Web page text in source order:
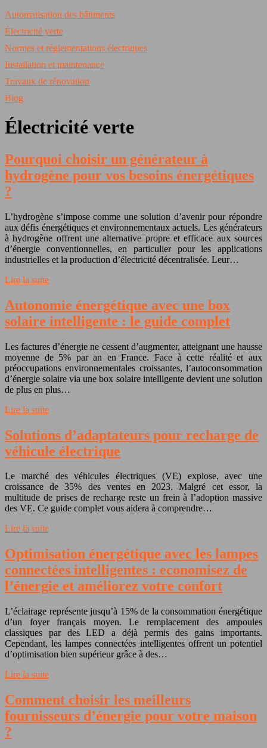
Automatisation des bâtiments
Électricité verte
Normes et réglementations électriques
Installation et maintenance
Travaux de rénovation
Blog
Électricité verte
Pourquoi choisir un générateur à
hydrogène pour vos besoins énergétiques
?
L’hydrogène s’impose comme une solution d’avenir pour répondre
aux défis énergétiques et environnementaux actuels. Les générateurs
à hydrogène offrent une alternative propre et efficace aux sources
d’énergie conventionnelles, en particulier pour les applications
industrielles et la production d’électricité décentralisée. Leur…
Lire la suite
Autonomie énergétique avec une box
solaire intelligente : le guide complet
Les factures d’énergie ne cessent d’augmenter, atteignant une hausse
moyenne de 5% par an en France. Face à cette réalité et aux
préoccupations environnementales croissantes, l’autoconsommation
d’énergie solaire via une box solaire intelligente devient une solution
de plus en plus…
Lire la suite
Solutions d’adaptateurs pour recharge de
véhicule électrique
Le marché des véhicules électriques (VE) explose, avec une
croissance de 35% des ventes en 2023. Malgré cet essor, la
multitude de prises de recharge reste un frein à l’adoption massive
des VE. Ce guide complet vous aidera à comprendre…
Lire la suite
Optimisation énergétique avec les lampes
connectées intelligentes : economisez de
l’énergie et améliorez votre confort
L’éclairage représente jusqu’à 15% de la consommation énergétique
d’un foyer français moyen. Le remplacement des ampoules
classiques par des LED a déjà permis des gains importants.
Cependant, les lampes connectées intelligentes offrent un potentiel
d’optimisation bien supérieur grâce à des…
Lire la suite
Comment choisir les meilleurs
fournisseurs d’énergie pour votre maison
?